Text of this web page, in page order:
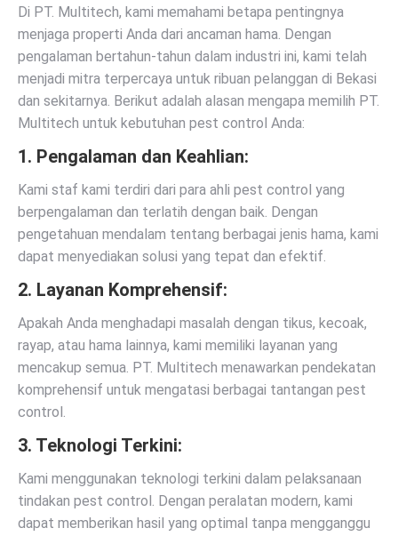
Di PT. Multitech, kami memahami betapa pentingnya
menjaga properti Anda dari ancaman hama. Dengan
pengalaman bertahun-tahun dalam industri ini, kami telah
menjadi mitra terpercaya untuk ribuan pelanggan di Bekasi
dan sekitarnya. Berikut adalah alasan mengapa memilih PT.
Multitech untuk kebutuhan pest control Anda:
1. Pengalaman dan Keahlian:
Kami staf kami terdiri dari para ahli pest control yang
berpengalaman dan terlatih dengan baik. Dengan
pengetahuan mendalam tentang berbagai jenis hama, kami
dapat menyediakan solusi yang tepat dan efektif.
2. Layanan Komprehensif:
Apakah Anda menghadapi masalah dengan tikus, kecoak,
rayap, atau hama lainnya, kami memiliki layanan yang
mencakup semua. PT. Multitech menawarkan pendekatan
komprehensif untuk mengatasi berbagai tantangan pest
control.
3. Teknologi Terkini:
Kami menggunakan teknologi terkini dalam pelaksanaan
tindakan pest control. Dengan peralatan modern, kami
dapat memberikan hasil yang optimal tanpa mengganggu